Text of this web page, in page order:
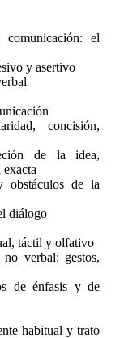
el
y asertivo
concisión,
de la idea,
obstáculos de la
diálogo
táctil y olfativo
verbal: gestos,
de énfasis y de
habitual y trato